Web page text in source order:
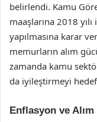
belirlendi. Kamu
maaşlarına 2018
yapılmasına karar
memurların alım
zamanda kamu
da iyileştirmeyi
Enflasyon ve Alım